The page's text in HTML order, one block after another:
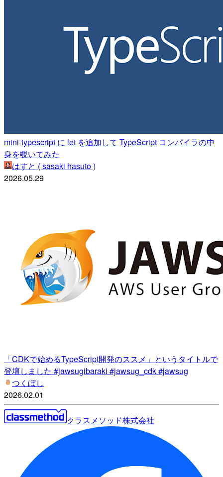
mini-typescript に let を追加して TypeScript コンパイラの中
身を覗いてみた
はすと ( sasaki hasuto )
2026.05.29
「CDKで始めるTypeScript開発のススメ」というタイトルで
登壇しました #jawsugibaraki #jawsug_cdk #jawsug
つくぼし
2026.02.01
クラスメソッド株式会社